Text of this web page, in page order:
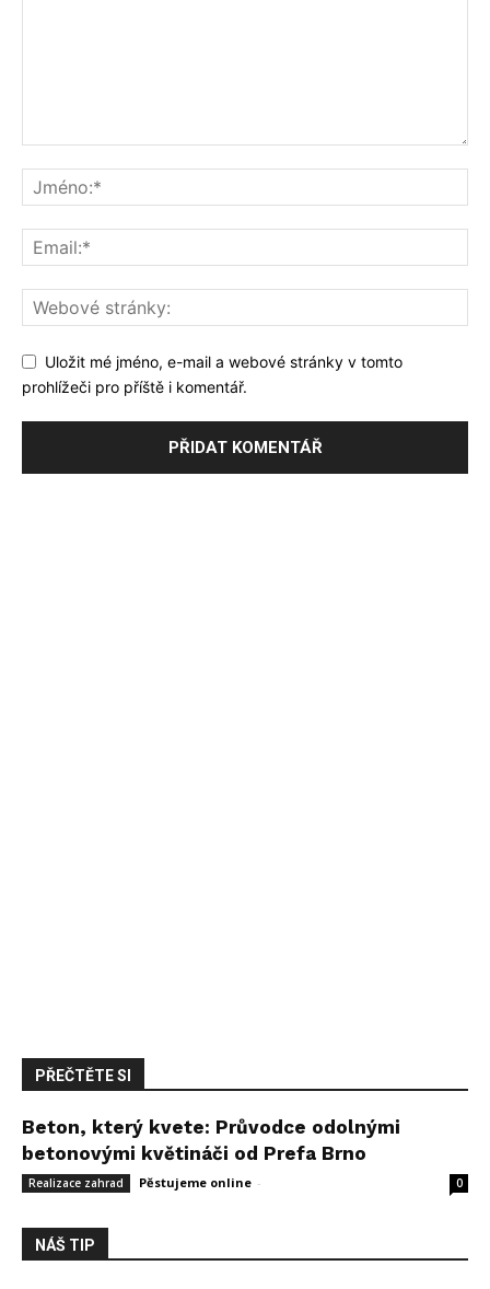
Uložit mé jméno, e-mail a webové stránky v tomto
prohlížeči pro příště i komentář.
PŘEČTĚTE SI
Beton, který kvete: Průvodce odolnými
betonovými květináči od Prefa Brno
Realizace zahrad Pěstujeme online - 0
NÁŠ TIP